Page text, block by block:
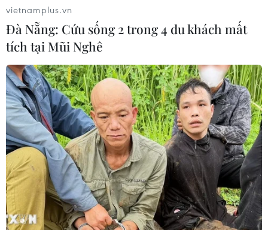
Doanh nghiệp cần chủ động tận dụng
nhanh ưu đãi từ CPTPP
26/03/2019 08:42
Theo các chuyên gia, CPTPP sẽ mang lại nhiều lợi ích
cho các doanh nghiệp cả về sản lượng và thị trường
vietnamplus.vn
Đà Nẵng: Cứu sống 2 trong 4 du khách mất
tích tại Mũi Nghê